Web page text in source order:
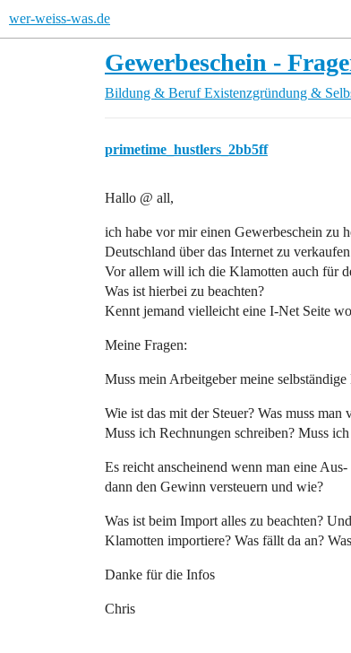
wer-weiss-was.de
Gewerbeschein -
Bildung & Beruf Existenzgründung &
primetime_hustlers_2bb5ff
Hallo @ all,
ich habe vor mir einen Gewerbeschein zu
Deutschland über das Internet zu
Vor allem will ich die Klamotten auch für
Was ist hierbei zu beachten?
Kennt jemand vielleicht eine I-Net Seite
Meine Fragen:
Muss mein Arbeitgeber meine
Wie ist das mit der Steuer? Was muss
Muss ich Rechnungen schreiben? Muss
Es reicht anscheinend wenn man eine
dann den Gewinn versteuern und wie?
Was ist beim Import alles zu beachten?
Klamotten importiere? Was fällt da an?
Danke für die Infos
Chris